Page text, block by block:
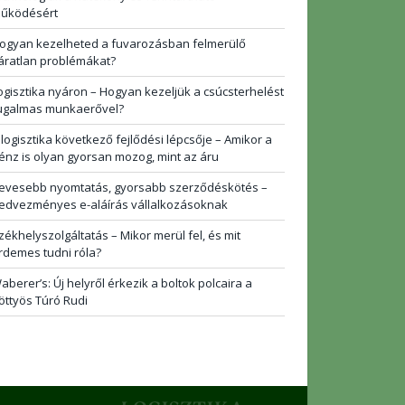
kezelheted a fuvarozásban felmerülő
problémákat?
nyáron – Hogyan kezeljük a csúcsterhelést
munkaerővel?
következő fejlődési lépcsője – Amikor a
is olyan gyorsan mozog, mint az áru
nyomtatás, gyorsabb szerződéskötés –
e-aláírás vállalkozásoknak
– Mikor merül fel, és mit
tudni róla?
Új helyről érkezik a boltok polcaira a
Túró Rudi